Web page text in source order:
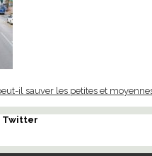
il sauver les petites et
Twitter